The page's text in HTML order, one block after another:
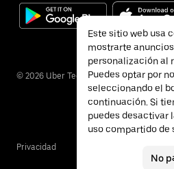
© 2026 Uber Technologies Inc.
Privacidad
Este sitio web usa
mostrarte
personalización al
Puedes optar por
seleccionando el
continuación. Si
puedes desactivar
uso compartido de
No